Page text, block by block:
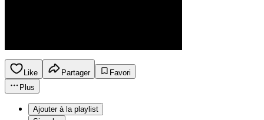
Like Partager
Favori
Plus
Ajouter à la playlist